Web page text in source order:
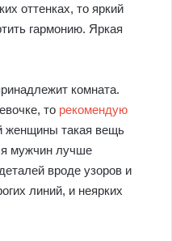
оттенках, то яркий
гармонию. Яркая
комната.
то рекомендую
женщины такая вещь
мужчин лучше
вроде узоров и
линий, и неярких